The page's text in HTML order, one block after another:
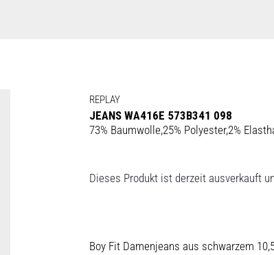
REPLAY
JEANS WA416E 573B341 098
73% Baumwolle,25% Polyester,2%
Dieses Produkt ist derzeit ausverkauft
Boy Fit Damenjeans aus schwarzem